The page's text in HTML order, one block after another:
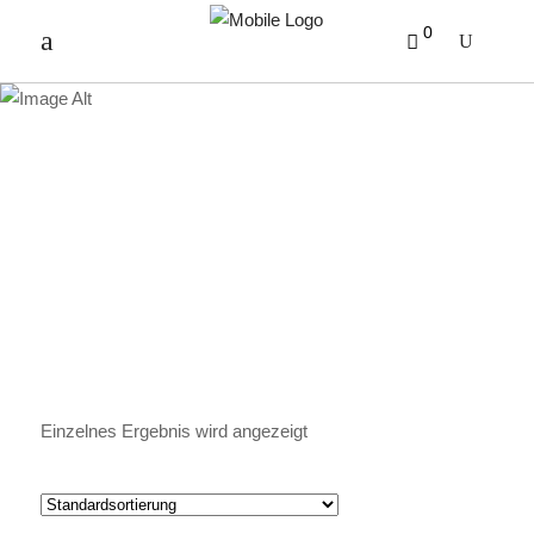
0
Einzelnes Ergebnis wird angezeigt